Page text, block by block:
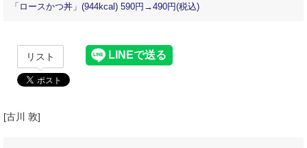
「ロースかつ丼」(944kcal) 590円→490円(税込)
リスト
[古川 敦]